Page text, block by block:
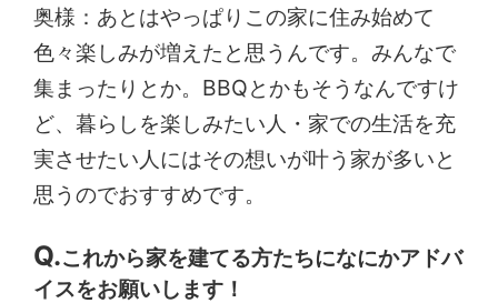
奥様：あとはやっぱりこの家に住み始めて
色々楽しみが増えたと思うんです。みんなで
集まったりとか。BBQとかもそうなんですけ
ど、暮らしを楽しみたい人・家での生活を充
実させたい人にはその想いが叶う家が多いと
思うのでおすすめです。
これから家を建てる方たちになにかアドバ
イスをお願いします！